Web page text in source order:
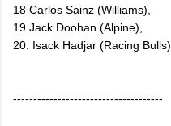
18 Carlos Sainz (Williams),
19 Jack Doohan (Alpine),
20. Isack Hadjar (Racing Bulls)
-------------------------------------